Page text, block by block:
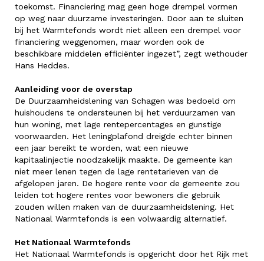
toekomst. Financiering mag geen hoge drempel vormen
op weg naar duurzame investeringen. Door aan te sluiten
bij het Warmtefonds wordt niet alleen een drempel voor
financiering weggenomen, maar worden ook de
beschikbare middelen efficiënter ingezet”, zegt wethouder
Hans Heddes.
Aanleiding voor de overstap
De Duurzaamheidslening van Schagen was bedoeld om
huishoudens te ondersteunen bij het verduurzamen van
hun woning, met lage rentepercentages en gunstige
voorwaarden. Het leningplafond dreigde echter binnen
een jaar bereikt te worden, wat een nieuwe
kapitaalinjectie noodzakelijk maakte. De gemeente kan
niet meer lenen tegen de lage rentetarieven van de
afgelopen jaren. De hogere rente voor de gemeente zou
leiden tot hogere rentes voor bewoners die gebruik
zouden willen maken van de duurzaamheidslening. Het
Nationaal Warmtefonds is een volwaardig alternatief.
Het Nationaal Warmtefonds
Het Nationaal Warmtefonds is opgericht door het Rijk met